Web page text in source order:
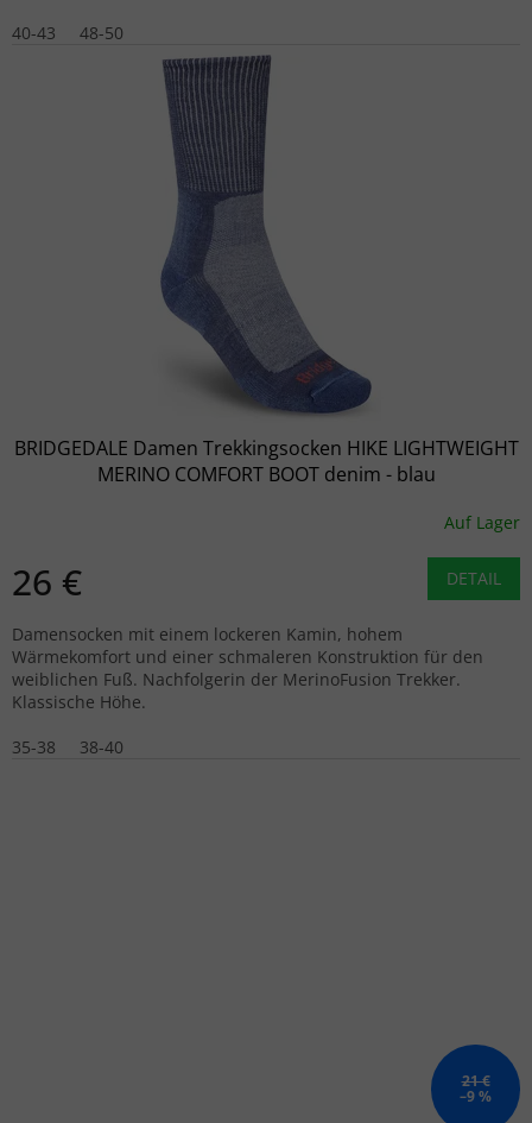
40-43
48-50
BRIDGEDALE Damen Trekkingsocken HIKE LIGHTWEIGHT
MERINO COMFORT BOOT denim - blau
Auf Lager
26 € DETAIL
Damensocken mit einem lockeren Kamin, hohem
Wärmekomfort und einer schmaleren Konstruktion für den
weiblichen Fuß. Nachfolgerin der MerinoFusion Trekker.
Klassische Höhe.
35-38
38-40
21 €
–9 %